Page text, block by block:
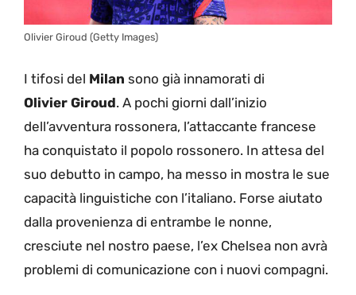
Olivier Giroud (Getty Images)
I tifosi del Milan sono già innamorati di
Olivier Giroud. A pochi giorni dall’inizio
dell’avventura rossonera, l’attaccante francese
ha conquistato il popolo rossonero. In attesa del
suo debutto in campo, ha messo in mostra le sue
capacità linguistiche con l’italiano. Forse aiutato
dalla provenienza di entrambe le nonne,
cresciute nel nostro paese, l’ex Chelsea non avrà
problemi di comunicazione con i nuovi compagni.